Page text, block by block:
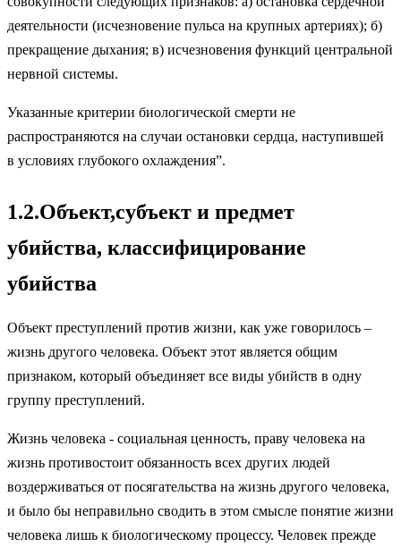
деятельности (исчезновение пульса на крупных артериях); б)
прекращение дыхания; в) исчезновения функций центральной
нервной системы.
Указанные критерии биологической смерти не
распространяются на случаи остановки сердца, наступившей
в условиях глубокого охлаждения”.
1.2.Объект,субъект и предмет
убийства, классифицирование
убийства
Объект преступлений против жизни, как уже говорилось –
жизнь другого человека. Объект этот является общим
признаком, который объединяет все виды убийств в одну
группу преступлений.
Жизнь человека - социальная ценность, праву человека на
жизнь противостоит обязанность всех других людей
воздерживаться от посягательства на жизнь другого человека,
и было бы неправильно сводить в этом смысле понятие жизни
человека лишь к биологическому процессу. Человек прежде